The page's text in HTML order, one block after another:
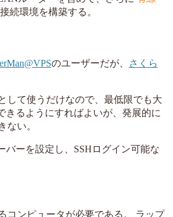
続環境を構築する。
のユーザーだが、
さくら
して使うだけなので、最低限でも大
きるようにすればよいが、発展的に
ない。
バーを設定し、SSHログイン可能な
コンピュータが必要である。 ラップ